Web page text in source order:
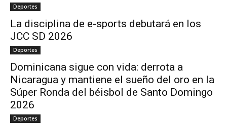
Deportes
La disciplina de e-sports debutará en los
JCC SD 2026
Deportes
Dominicana sigue con vida: derrota a
Nicaragua y mantiene el sueño del oro en la
Súper Ronda del béisbol de Santo Domingo
2026
Deportes